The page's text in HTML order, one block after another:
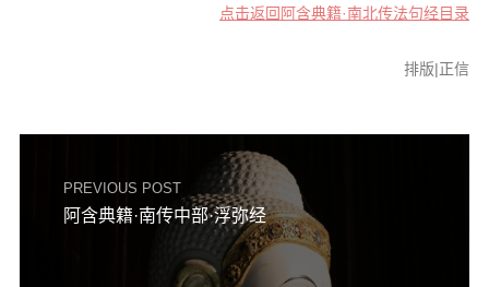
点击返回阿含典籍·南北传法句经目录
排版|正信
PREVIOUS POST
阿含典籍·南传中部·浮弥经